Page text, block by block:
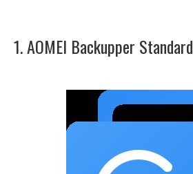
1. AOMEI Backupper Standard